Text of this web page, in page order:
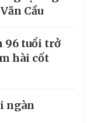
Cầu
96 tuổi trở
hài cốt
ngàn